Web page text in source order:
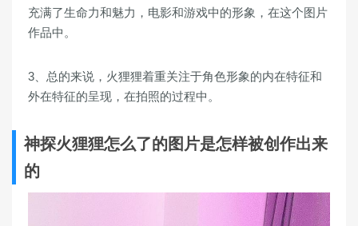
充满了生命力和魅力，电影和游戏中的形象，在这个图片
作品中。
3、总的来说，火狸狸着重关注于角色形象的内在特征和
外在特征的呈现，在拍照的过程中。
神探火狸狸怎么了的图片是怎样被创作出来
的